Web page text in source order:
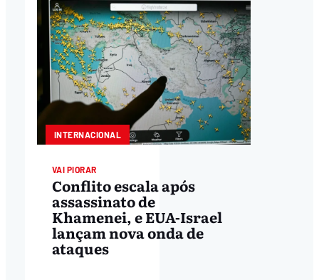
INTERNACIONAL
VAI PIORAR
Conflito escala após
assassinato de
Khamenei, e EUA-Israel
lançam nova onda de
ataques